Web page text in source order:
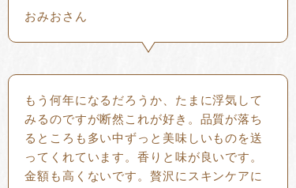
おみおさん
もう何年になるだろうか、たまに浮気して
みるのですが断然これが好き。品質が落ち
るところも多い中ずっと美味しいものを送
ってくれています。香りと味が良いです。
金額も高くないです。贅沢にスキンケアに